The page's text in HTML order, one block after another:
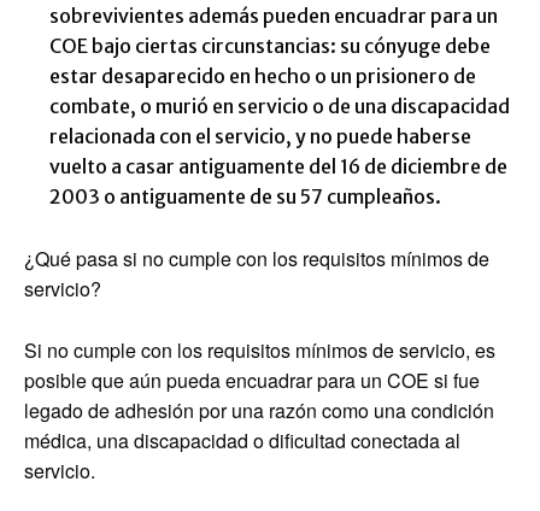
sobrevivientes además pueden encuadrar para un
COE bajo ciertas circunstancias: su cónyuge debe
estar desaparecido en hecho o un prisionero de
combate, o murió en servicio o de una discapacidad
relacionada con el servicio, y no puede haberse
vuelto a casar antiguamente del 16 de diciembre de
2003 o antiguamente de su 57 cumpleaños.
¿Qué pasa si no cumple con los requisitos mínimos de
servicio?
Si no cumple con los requisitos mínimos de servicio, es
posible que aún pueda encuadrar para un COE si fue
legado de adhesión por una razón como una condición
médica, una discapacidad o dificultad conectada al
servicio.